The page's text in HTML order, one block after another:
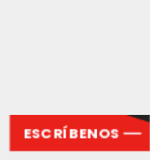
ESCRÍBENOS